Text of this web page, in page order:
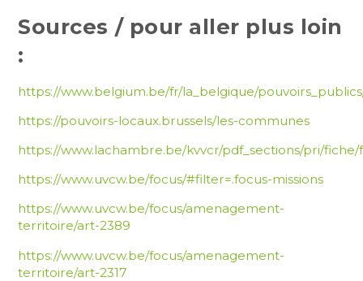
Sources / pour aller plus loin
:
https://www.belgium.be/fr/la_belgique/
https://pouvoirs-locaux.brussels/les-communes
https://www.lachambre.be/kvvcr/pdf_sections/pri/fiche/
https://www.uvcw.be/focus/#filter=.focus-missions
https://www.uvcw.be/focus/amenagement-
territoire/art-2389
https://www.uvcw.be/focus/amenagement-
territoire/art-2317